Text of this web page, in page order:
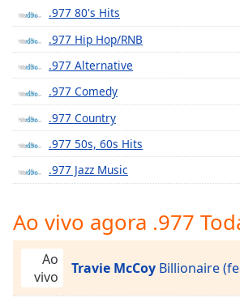
Descriptions
descriptions
off,
selected
Subtitles
subtitles
settings,
subtitles
settings
dialog
subtitles
off,
.977 80's Hits
.977 Hip Hop/RNB
.977 Alternative
.977 Comedy
.977 Country
.977 50s, 60s Hits
.977 Jazz Music
Ao vivo agora .977
Ao
vivo
Travie McCoy Billionaire